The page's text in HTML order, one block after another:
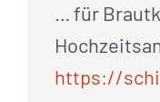
… für
https://